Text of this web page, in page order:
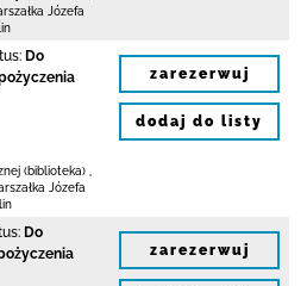
Józefa
Do
(biblioteka)
Józefa
zarezerwuj
dodaj do listy
Do
zarezerwuj